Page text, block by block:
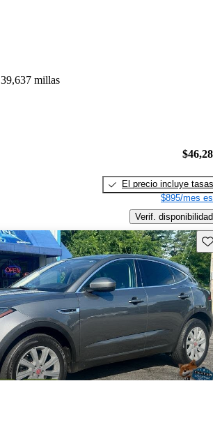
39,637 millas
El precio incluye tasas
$895/mes
Verif. disponibilidad